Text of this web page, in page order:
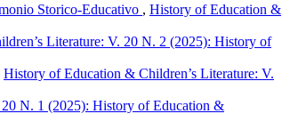
Storico-Educativo , History of Education &
Literature: V. 20 N. 2 (2025): History of
History of Education & Children’s Literature: V.
N. 1 (2025): History of Education &